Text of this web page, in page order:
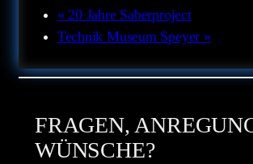
« 20 Jahre Saberproject
Technik Museum Speyer »
FRAGEN,
WÜNSCHE?